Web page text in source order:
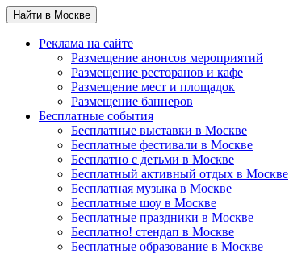
Найти в Москве
Реклама на сайте
Размещение анонсов мероприятий
Размещение ресторанов и кафе
Размещение мест и площадок
Размещение баннеров
Бесплатные события
Бесплатные выставки в Москве
Бесплатные фестивали в Москве
Бесплатно с детьми в Москве
Бесплатный активный отдых в Москве
Бесплатная музыка в Москве
Бесплатные шоу в Москве
Бесплатные праздники в Москве
Бесплатно! стендап в Москве
Бесплатные образование в Москве